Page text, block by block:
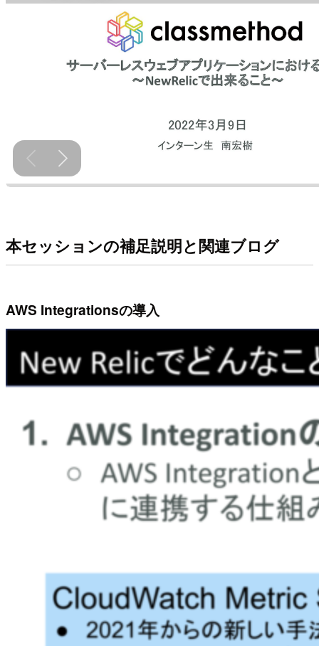
本セッションの補足説明と関連ブログ
AWS Integrationsの導入